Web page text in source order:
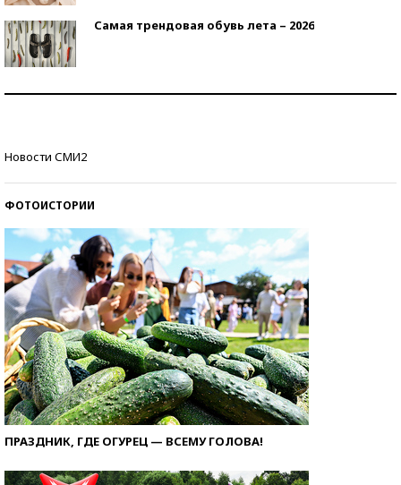
Самая трендовая обувь лета – 2026
Новости СМИ2
ФОТОИСТОРИИ
ПРАЗДНИК, ГДЕ ОГУРЕЦ — ВСЕМУ ГОЛОВА!